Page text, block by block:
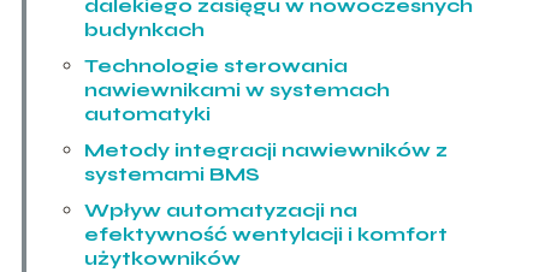
dalekiego zasięgu w nowoczesnych
budynkach
Technologie sterowania
nawiewnikami w systemach
automatyki
Metody integracji nawiewników z
systemami BMS
Wpływ automatyzacji na
efektywność wentylacji i komfort
użytkowników